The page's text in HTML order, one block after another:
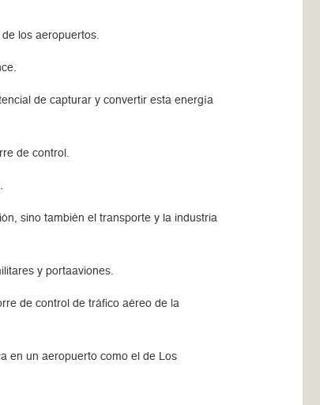
los aeropuertos.
de capturar y convertir esta energía
de control.
sino también el transporte y la industria
y portaaviones.
de control de tráfico aéreo de la
en un aeropuerto como el de Los